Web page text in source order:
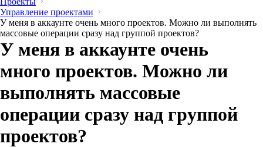
Управление проектами
У меня в аккаунте очень много проектов. Можно ли выполнять
массовые операции сразу над группой проектов?
У меня в аккаунте очень
много проектов. Можно ли
выполнять массовые
операции сразу над группой
проектов?